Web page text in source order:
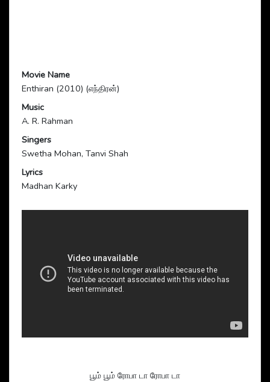
Movie Name
Enthiran (2010) (எந்திரன்)
Music
A. R. Rahman
Singers
Swetha Mohan, Tanvi Shah
Lyrics
Madhan Karky
பூம் பூம் ரோபா டா ரோபா டா